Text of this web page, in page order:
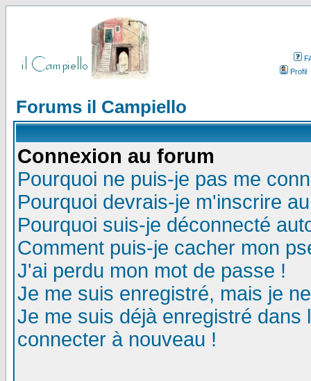
Profil
Forums il Campiello
Connexion au forum
Pourquoi ne puis-je pas me
Pourquoi devrais-je m'inscrire
Pourquoi suis-je déconnecté
Comment puis-je cacher mon
J'ai perdu mon mot de passe !
Je me suis enregistré, mais je
Je me suis déjà enregistré
connecter à nouveau !